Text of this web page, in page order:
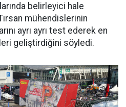
belirleyici hale
mühendislerinin
ayrı ayrı test ede­rek en
geliştirdiğini söyledi.